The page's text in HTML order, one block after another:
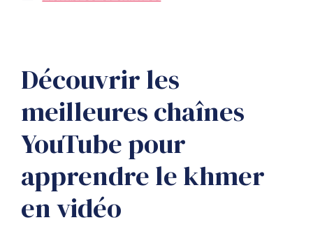
Découvrir les
meilleures chaînes
YouTube pour
apprendre le khmer
en vidéo